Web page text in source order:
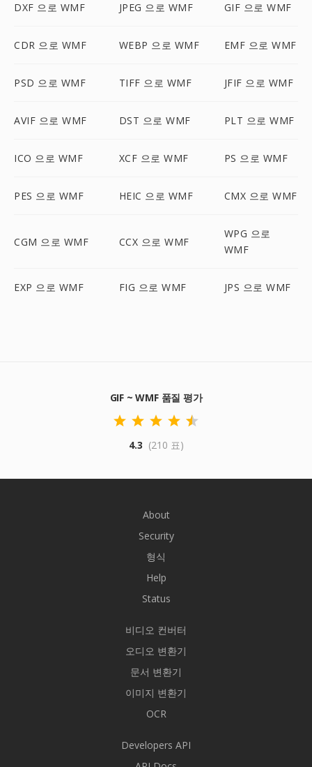
DXF 으로 WMF JPEG 으로 WMF GIF 으로 WMF
CDR 으로 WMF WEBP 으로 WMF EMF 으로 WMF
PSD 으로 WMF TIFF 으로 WMF JFIF 으로 WMF
AVIF 으로 WMF DST 으로 WMF PLT 으로 WMF
ICO 으로 WMF XCF 으로 WMF PS 으로 WMF
PES 으로 WMF HEIC 으로 WMF CMX 으로 WMF
CGM 으로 WMF CCX 으로 WMF
WPG 으로
WMF
EXP 으로 WMF FIG 으로 WMF JPS 으로 WMF
GIF ~ WMF 품질 평가
4.3 (210 표)
About
Security
형식
Help
Status
비디오 컨버터
오디오 변환기
문서 변환기
이미지 변환기
OCR
Developers API